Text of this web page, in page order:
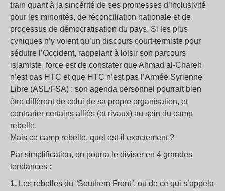
train quant à la sincérité de ses promesses d’inclusivité
pour les minorités, de réconciliation nationale et de
processus de démocratisation du pays. Si les plus
cyniques n’y voient qu’un discours court-termiste pour
séduire l’Occident, rappelant à loisir son parcours
islamiste, force est de constater que Ahmad al-Chareh
n’est pas HTC et que HTC n’est pas l’Armée Syrienne
Libre (ASL/FSA) : son agenda personnel pourrait bien
être différent de celui de sa propre organisation, et
contrarier certains alliés (et rivaux) au sein du camp
rebelle.
Mais ce camp rebelle, quel est-il exactement ?
Par simplification, on pourra le diviser en 4 grandes
tendances :
1. Les rebelles du “Southern Front”, ou de ce qui s’appela